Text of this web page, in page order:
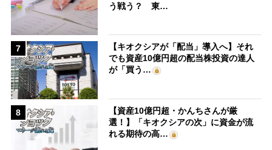
う戦う？ 東…
7
【キオクシアが「配当」導入へ】それ
でも資産10億円超の配当株投資の達人
が「買う…
8
【資産10億円超・かんちさんが厳
選！】「キオクシアの次」に資金が流
れる期待の高…